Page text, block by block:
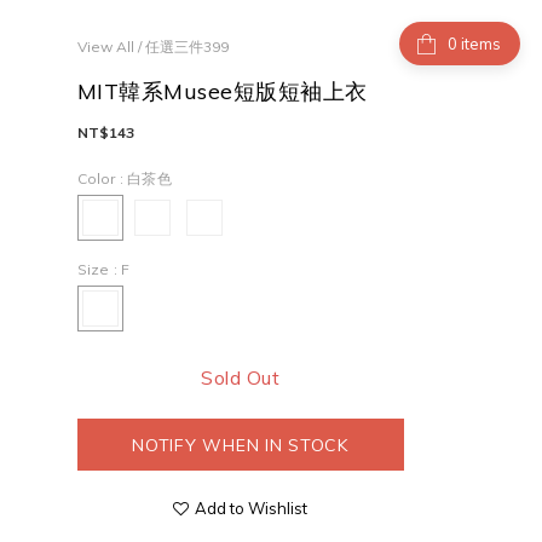
items
View All /任選三件399
MIT韓系Musee短版短袖上衣
NT$143
Color : 白茶色
Size : F
Sold Out
NOTIFY WHEN IN STOCK
Add to Wishlist